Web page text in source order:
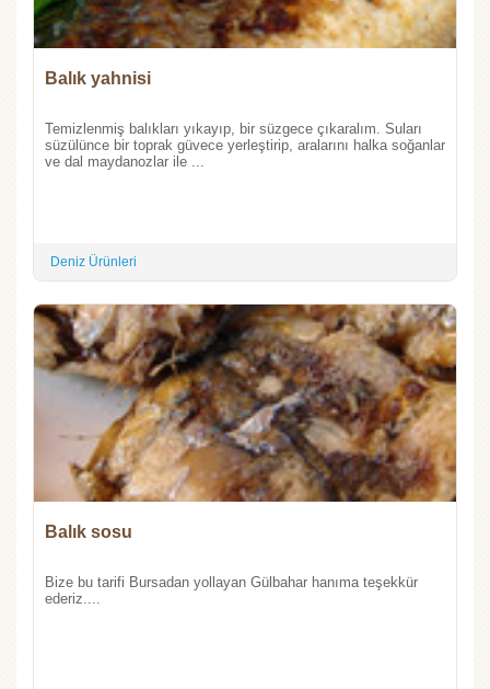
Balık yahnisi
Temizlenmiş balıkları yıkayıp, bir süzgece çıkaralım. Suları
süzülünce bir toprak güvece yerleştirip, aralarını halka soğanlar
ve dal maydanozlar ile ...
Deniz Ürünleri
Balık sosu
Bize bu tarifi Bursadan yollayan Gülbahar hanıma teşekkür
ederiz....